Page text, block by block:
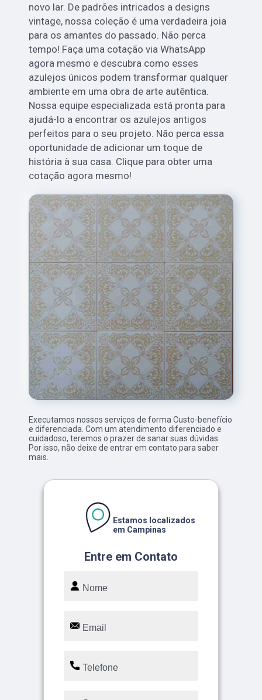
novo lar. De padrões intricados a designs
vintage, nossa coleção é uma verdadeira joia
para os amantes do passado. Não perca
tempo! Faça uma cotação via WhatsApp
agora mesmo e descubra como esses
azulejos únicos podem transformar qualquer
ambiente em uma obra de arte autêntica.
Nossa equipe especializada está pronta para
ajudá-lo a encontrar os azulejos antigos
perfeitos para o seu projeto. Não perca essa
oportunidade de adicionar um toque de
história à sua casa. Clique para obter uma
cotação agora mesmo!
Executamos nossos serviços de forma Custo-benefício
e diferenciada. Com um atendimento diferenciado e
cuidadoso, teremos o prazer de sanar suas dúvidas.
Por isso, não deixe de entrar em contato para saber
mais.
Entre em Contato
Estamos localizados
em Campinas